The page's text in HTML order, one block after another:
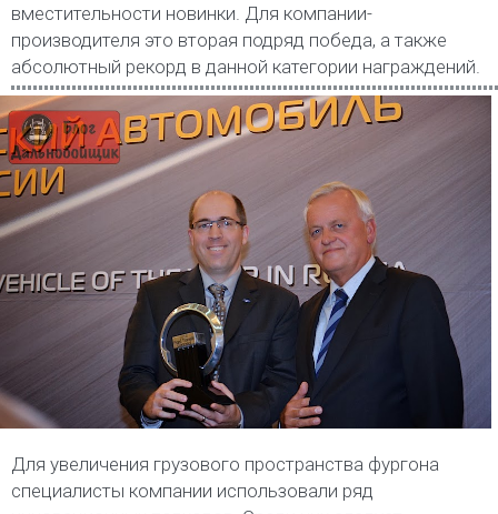
вместительности новинки. Для компании-
производителя это вторая подряд победа, а также
абсолютный рекорд в данной категории награждений.
Для увеличения грузового пространства фургона
специалисты компании использовали ряд